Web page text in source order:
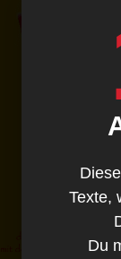
Texte,
Du